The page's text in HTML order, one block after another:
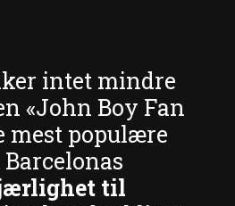
intet mindre
«John Boy Fan
mest populære
til